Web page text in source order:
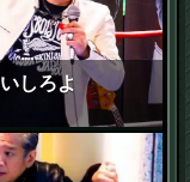
しろよ